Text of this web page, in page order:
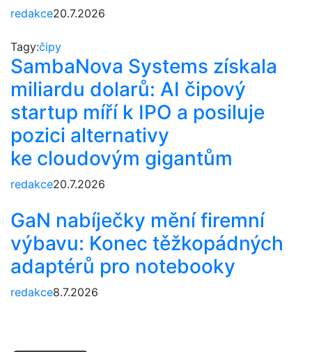
redakce20.7.2026
Tagy:čipy
SambaNova Systems získala
miliardu dolarů: AI čipový
startup míří k IPO a posiluje
pozici alternativy
ke cloudovým gigantům
redakce20.7.2026
GaN nabíječky mění firemní
výbavu: Konec těžkopádných
adaptérů pro notebooky
redakce8.7.2026